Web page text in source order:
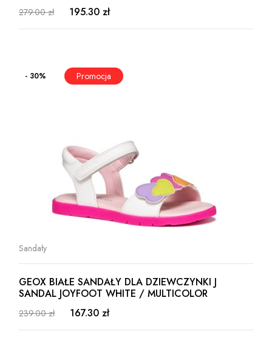
279.00 zł 195.30 zł
- 30%
Sandały
GEOX BIAŁE SANDAŁY DLA DZIEWCZYNKI J
SANDAL JOYFOOT WHITE / MULTICOLOR
239.00 zł 167.30 zł